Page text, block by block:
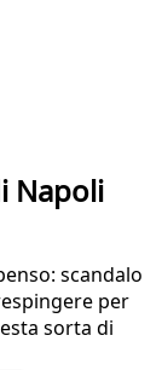
Napoli
scandalo
per
sorta di